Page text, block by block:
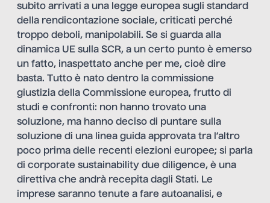
subito arrivati a una legge europea sugli standard
della rendicontazione sociale, criticati perché
troppo deboli, manipolabili. Se si guarda alla
dinamica UE sulla SCR, a un certo punto è emerso
un fatto, inaspettato anche per me, cioè dire
basta. Tutto è nato dentro la commissione
giustizia della Commissione europea, frutto di
studi e confronti: non hanno trovato una
soluzione, ma hanno deciso di puntare sulla
soluzione di una linea guida approvata tra l’altro
poco prima delle recenti elezioni europee; si parla
di corporate sustainability due diligence, è una
direttiva che andrà recepita dagli Stati. Le
imprese saranno tenute a fare autoanalisi, e